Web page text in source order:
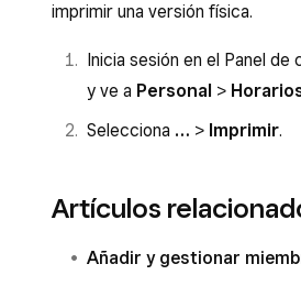
imprimir una versión física.
Inicia sesión en el Panel de
y ve a Personal >
Selecciona … > Imprimir.
Artículos
Añadir y gestionar